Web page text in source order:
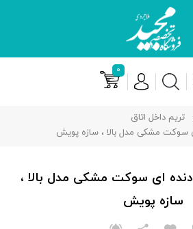
۰
تریم داخل اتاق
امپرکامل پژو 206 دنده ای سوکت مشکی مدل بالا ،
سازه پویش